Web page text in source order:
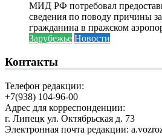
МИД РФ потребовал
сведения по поводу причины
гражданина в пражском
Зарубежье Новости
Контакты
Телефон редакции:
+7(938) 104-96-00
Адрес для корреспонденции:
г. Липецк ул. Октябрьская д. 73
Электронная почта редакции: